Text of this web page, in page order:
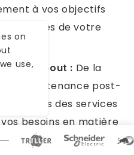
à vos objectifs
exigences de votre
en bout : De la
la maintenance post-
des services
besoins en matière
logiciels financiers.
on
use,